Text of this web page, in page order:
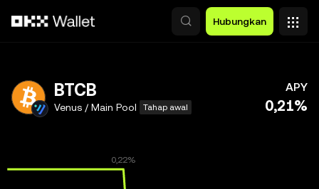
Hubungkan
BTCB
Venus / Main Pool Tahap awal
APY
0,21%